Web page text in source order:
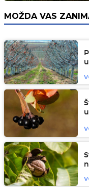
MOŽDA VAS